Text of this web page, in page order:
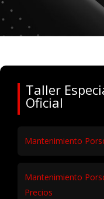
Taller
Oficial
Mantenimiento
Mantenimiento
Precios